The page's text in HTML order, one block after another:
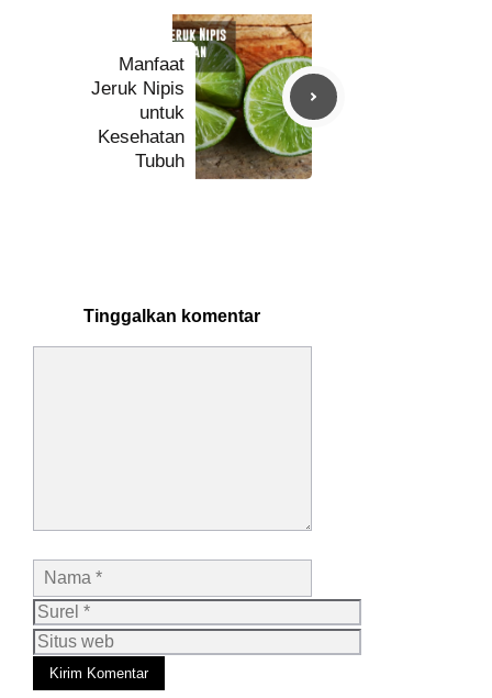
Manfaat
Jeruk Nipis
untuk
Kesehatan
Tubuh
Tinggalkan komentar
Nama
Surel
Situs
web